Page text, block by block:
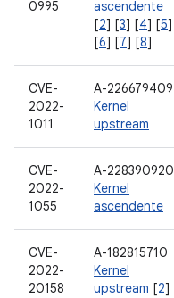
0995
ascendente
[2] [3] [4] [5]
[6] [7] [8]
CVE-
2022-
1011
A-226679409
Kernel
upstream
CVE-
2022-
1055
A-228390920
Kernel
ascendente
CVE-
2022-
20158
A-182815710
Kernel
upstream [2]